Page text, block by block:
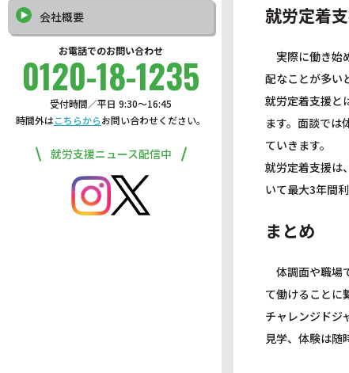
会社概要
お電話でのお問い合わせ
0120-18-1235
受付時間／平日 9:30〜16:45
時間外はこちらからお問い合わせください。
就労支援ニュース配信中
就労定着
実際に働き始
配なことが多い
就労定着支援と
ます。面談では
ていきます。
就労定着支援は
いて最大3年間
まとめ
体調面や職場
て働けることに
チャレンジドジ
見学、体験は随